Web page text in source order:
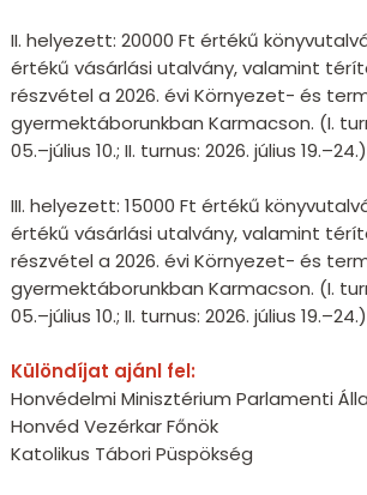
II. helyezett: 20000 Ft értékű
értékű vásárlási utalvány, valamint
részvétel a 2026. évi Környezet- és
gyermektáborunkban Karmacson. (I.
05.–július 10.; II. turnus: 2026. július 19.–24.)
III. helyezett: 15000 Ft értékű
értékű vásárlási utalvány, valamint
részvétel a 2026. évi Környezet- és
gyermektáborunkban Karmacson. (I.
05.–július 10.; II. turnus: 2026. július 19.–24.)
Különdíjat ajánl fel:
Honvédelmi Minisztérium Parlamenti
Honvéd Vezérkar Főnök
Katolikus Tábori Püspökség